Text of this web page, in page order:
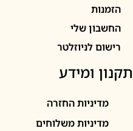
שלי
לניוזלטר
ומידע
החזרה
משלוחים